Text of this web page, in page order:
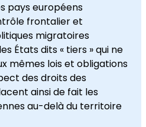
pays européens
frontalier et
migratoires
États dits « tiers » qui ne
mêmes lois et obligations
des droits des
ainsi de fait les
au-delà du territoire